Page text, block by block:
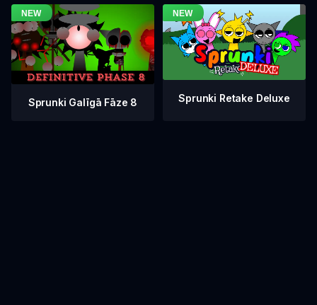
Sprunki Galīgā Fāze 8 Sprunki Retake Deluxe